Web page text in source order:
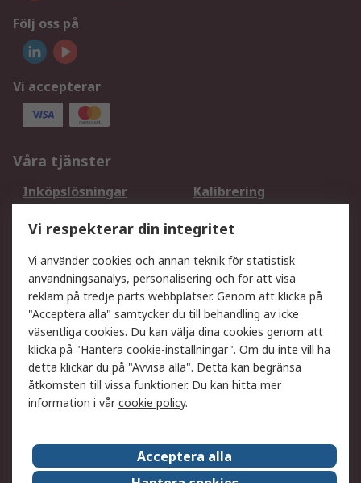
Följ oss på
Vi accepterar
Våra tjänster
Inköpslösningar
Kalibrering
DesignSpark
Teknisk Support
Ditt lokala säljteam
Exportlösningar
Support
Få hjälp
Retur av varor
Leverans
Spåra din order
Begär en fakturakopi
Fördelar med RS-konto
Betalningsalternativ
Om RS Försäljningsvillkor
Vi respekterar din integritet
Vi använder cookies och annan teknik för statistisk
användningsanalys, personalisering och för att visa
reklam på tredje parts webbplatser. Genom att klicka på
"Acceptera alla" samtycker du till behandling av icke
väsentliga cookies. Du kan välja dina cookies genom att
klicka på "Hantera cookie-inställningar". Om du inte vill ha
detta klickar du på "Avvisa alla". Detta kan begränsa
åtkomsten till vissa funktioner. Du kan hitta mer
information i vårcookie policy.
Acceptera alla